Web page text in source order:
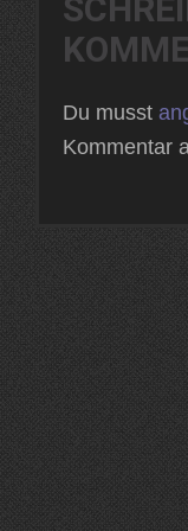
Du musst
Kommentar